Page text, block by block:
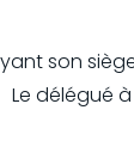
son
Le